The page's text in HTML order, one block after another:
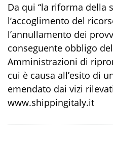
Da qui “la riforma della
l’accoglimento del
l’annullamento dei
conseguente obbligo
Amministrazioni di
cui è causa all’esito di
emendato dai vizi
www.shippingitaly.it